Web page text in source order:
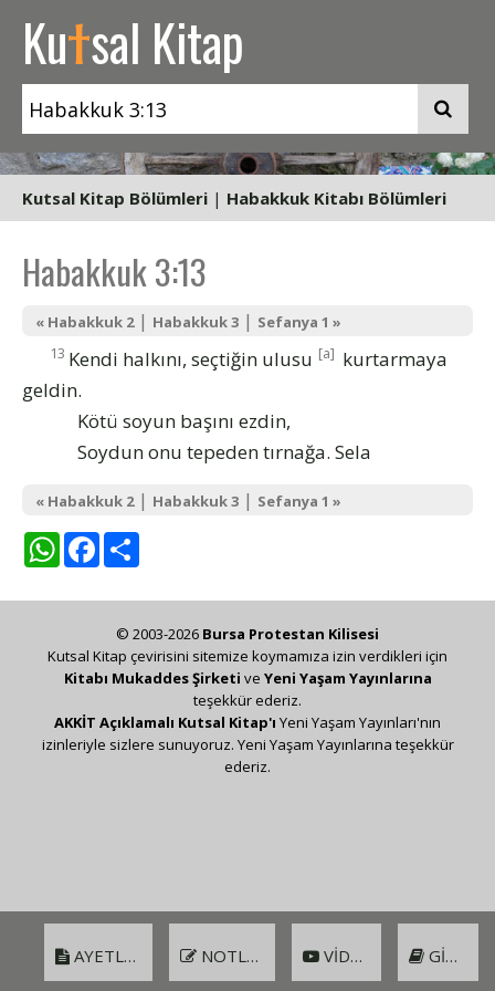
Kutsal Kitap
Kutsal Kitap Bölümleri | Habakkuk Kitabı Bölümleri
Habakkuk 3:13
« Habakkuk 2| Habakkuk 3 | Sefanya 1 »
13 Kendi halkını, seçtiğin ulusu [a] kurtarmaya
geldin.
Kötü soyun başını ezdin,
Soydun onu tepeden tırnağa. Sela
« Habakkuk 2| Habakkuk 3 | Sefanya 1 »
WhatsAppFacebook
AYETLER NOTLAR VIDEO GIRIŞ
© 2003-2026 Bursa Protestan Kilisesi
Kutsal Kitap çevirisini sitemize koymamıza izin verdikleri için
Kitabı Mukaddes Şirketi ve Yeni Yaşam Yayınlarına
teşekkür ederiz.
AKKİT Açıklamalı Kutsal Kitap'ı Yeni Yaşam Yayınları'nın
izinleriyle sizlere sunuyoruz. Yeni Yaşam Yayınlarına teşekkür
ederiz.